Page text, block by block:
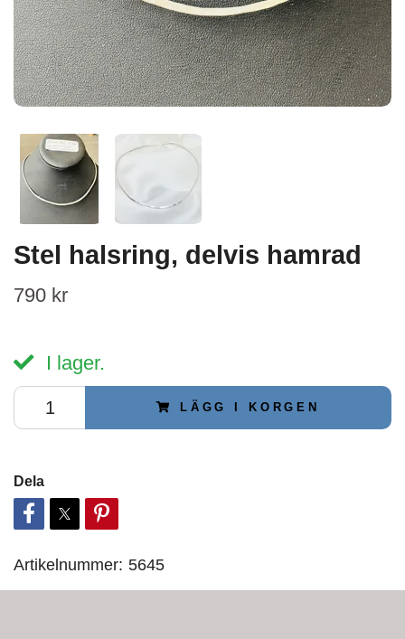
Stel halsring, delvis hamrad
790 kr
I lager.
LÄGG I KORGEN
Dela
Artikelnummer: 5645